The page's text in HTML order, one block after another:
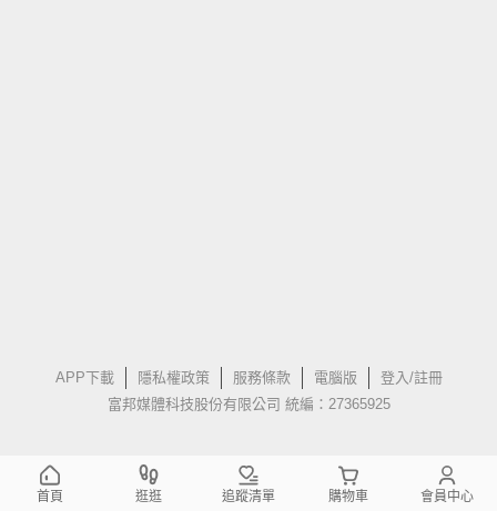
APP下載 隱私權政策 服務條款 電腦版
登入/註冊
富邦媒體科技股份有限公司 統編：27365925
首頁 逛逛 追蹤清單 購物車 會員中心